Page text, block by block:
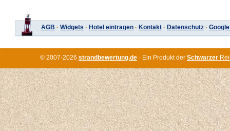
AGB · Widgets · Hotel eintragen · Kontakt · Datenschutz ·
© 2007-2026 strandbewertung.de · Ein Produkt der Schwarzer